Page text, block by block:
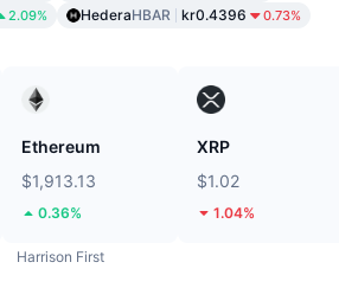
2.09% HederaHBAR kr0.4396 0.73%
Ethereum
$1,913.13
0.36%
XRP
$1.02
1.04%
Harrison First